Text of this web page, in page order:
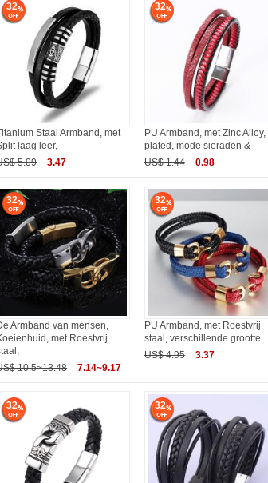
32
Staal Armband, met
laag leer,
5.09
3.47
32
PU Armband, met Zinc Alloy,
plated, mode sieraden &
US$ 1.44
0.98
32
Armband van mensen,
met Roestvrij
10.5~13.48
7.14~9.17
32
PU Armband, met Roestvrij
staal, verschillende grootte
US$ 4.95
3.37
32 32